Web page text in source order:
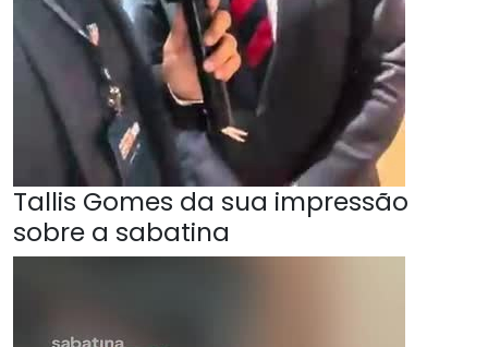
Tallis Gomes da sua impressão
sobre a sabatina